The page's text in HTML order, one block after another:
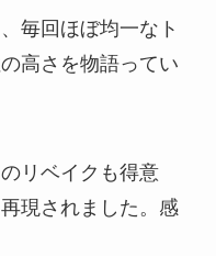
毎回ほぼ均一なト
高さを物語ってい
リベイクも得意
現されました。感